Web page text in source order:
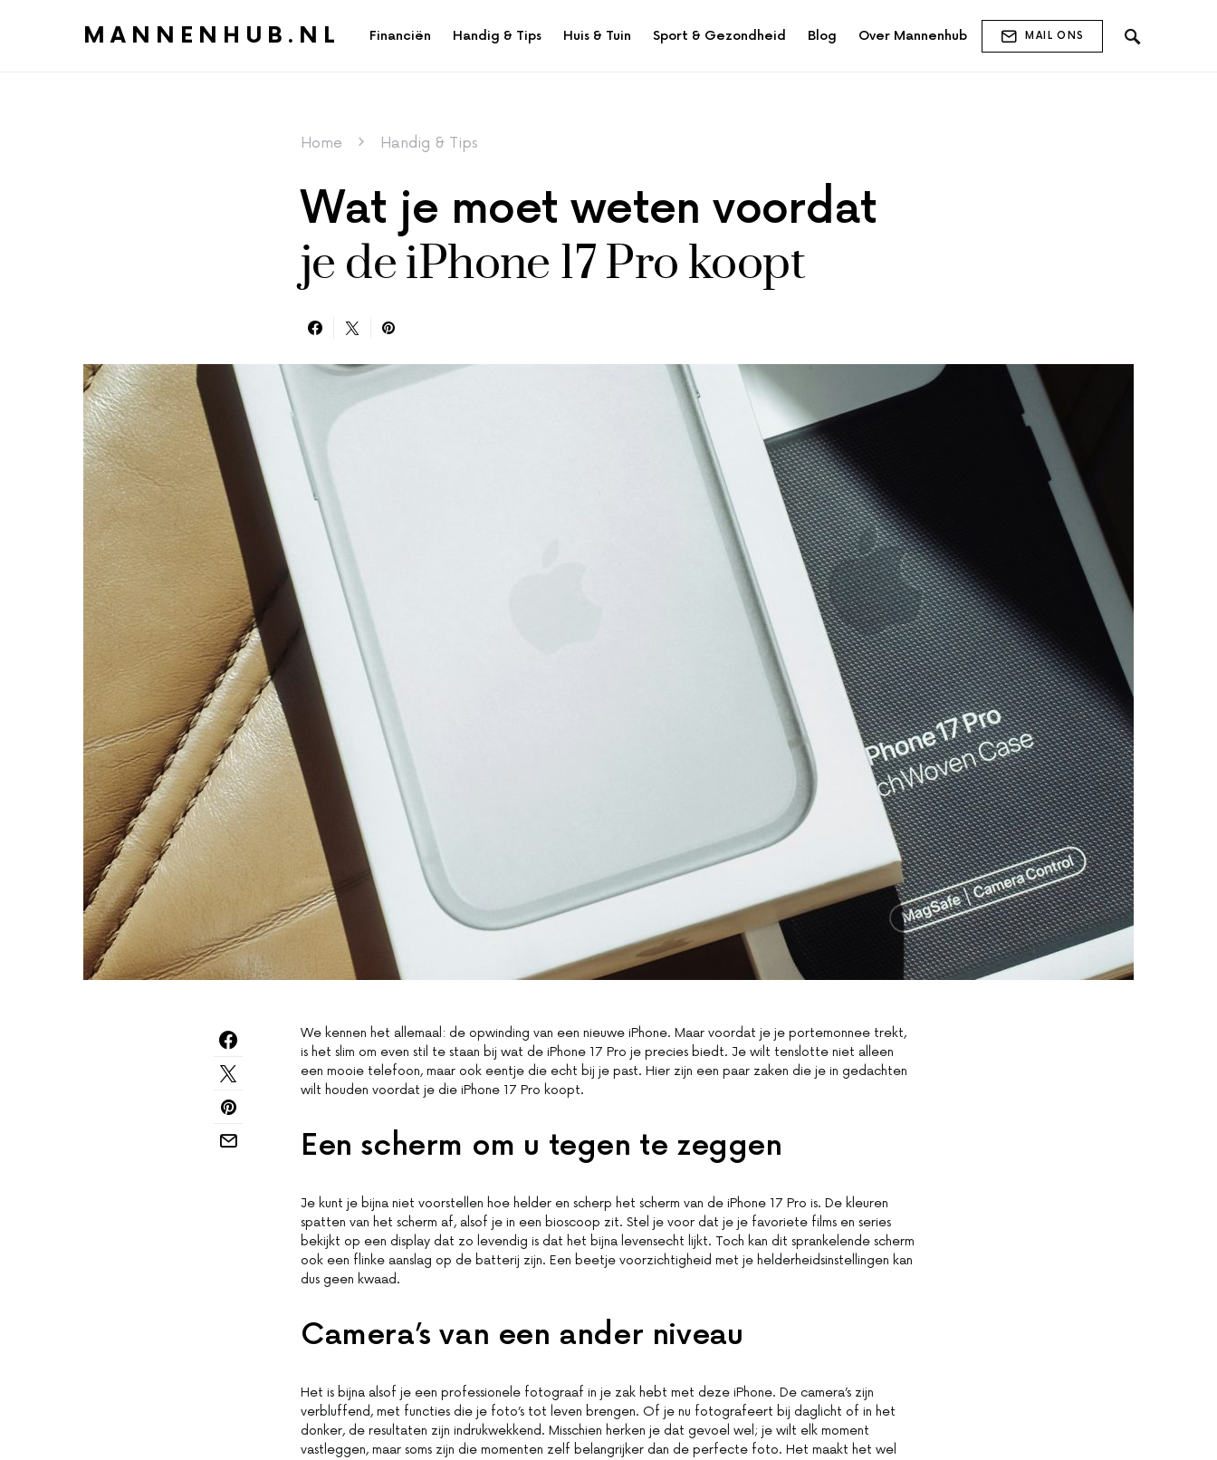
MANNENHUB.NL Financiën Handig & Tips Huis & Tuin Sport & Gezondheid Blog Over Mannenhub MAIL ONS
Home Handig & Tips
Wat je moet weten voordat
je de iPhone 17 Pro koopt
We kennen het allemaal: de opwinding van een nieuwe iPhone. Maar voordat je je portemonnee trekt,
is het slim om even stil te staan bij wat de iPhone 17 Pro je precies biedt. Je wilt tenslotte niet alleen
een mooie telefoon, maar ook eentje die echt bij je past. Hier zijn een paar zaken die je in gedachten
wilt houden voordat je die iPhone 17 Pro koopt.
Een scherm om u tegen te zeggen
Je kunt je bijna niet voorstellen hoe helder en scherp het scherm van de iPhone 17 Pro is. De kleuren
spatten van het scherm af, alsof je in een bioscoop zit. Stel je voor dat je je favoriete films en series
bekijkt op een display dat zo levendig is dat het bijna levensecht lijkt. Toch kan dit sprankelende scherm
ook een flinke aanslag op de batterij zijn. Een beetje voorzichtigheid met je helderheidsinstellingen kan
dus geen kwaad.
Camera’s van een ander niveau
Het is bijna alsof je een professionele fotograaf in je zak hebt met deze iPhone. De camera’s zijn
verbluffend, met functies die je foto’s tot leven brengen. Of je nu fotografeert bij daglicht of in het
donker, de resultaten zijn indrukwekkend. Misschien herken je dat gevoel wel; je wilt elk moment
vastleggen, maar soms zijn die momenten zelf belangrijker dan de perfecte foto. Het maakt het wel